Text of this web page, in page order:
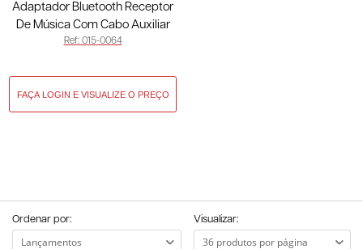
Adaptador Bluetooth Receptor
De Música Com Cabo Auxiliar
P2 015-0064
Ref: 015-0064
Ordenar por: Visualizar: